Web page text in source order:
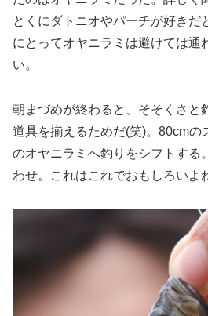
とくにダトニオやパーチが好きだ
にとってオヤニラミは避けては通
い。
朝まづめが終わると、そそくさと
道具を揃えるためだ(笑)。80cmの
のオヤニラミへ釣りをシフトする
わせ。これはこれでおもしろいよ